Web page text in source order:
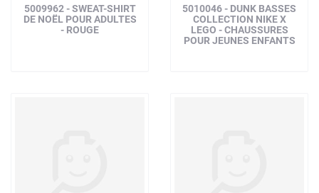
5009962 - SWEAT-SHIRT
DE NOËL POUR ADULTES
- ROUGE
5010046 - DUNK BASSES
COLLECTION NIKE X
LEGO - CHAUSSURES
POUR JEUNES ENFANTS